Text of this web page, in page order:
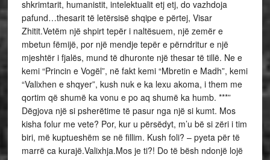
shkrimtarit, humanistit, intelektualit etj etj, do vazhdoja
pafund…thesarit të letërsisë shqipe e përtej, Visar
Zhitit.Vetëm një shpirt tepër i naltësuem, një zemër e
mbetun fëmijë, por një mendje tepër e përndritur e një
mjeshtër i fjalës, mund të dhuronte një thesar të tillë. Ne e
kemi “Princin e Vogël”, në fakt kemi “Mbretin e Madh”, kemi
“Valixhen e shqyer”, kush nuk e ka lexu akoma, i them me
qortim që shumë ka vonu e po aq shumë ka humb. ***”
Dëgjova një si psherëtime të pasur nga një si kumt. Mos
kisha folur me vete? Por, kur u përsëdyt, m’u bë si zëri i tim
biri, më kuptueshëm se në fillim. Kush foli? – pyeta për të
marrë ca kurajë.Valixhja.Mos je ti?! Do të bësh ndonjë lojë